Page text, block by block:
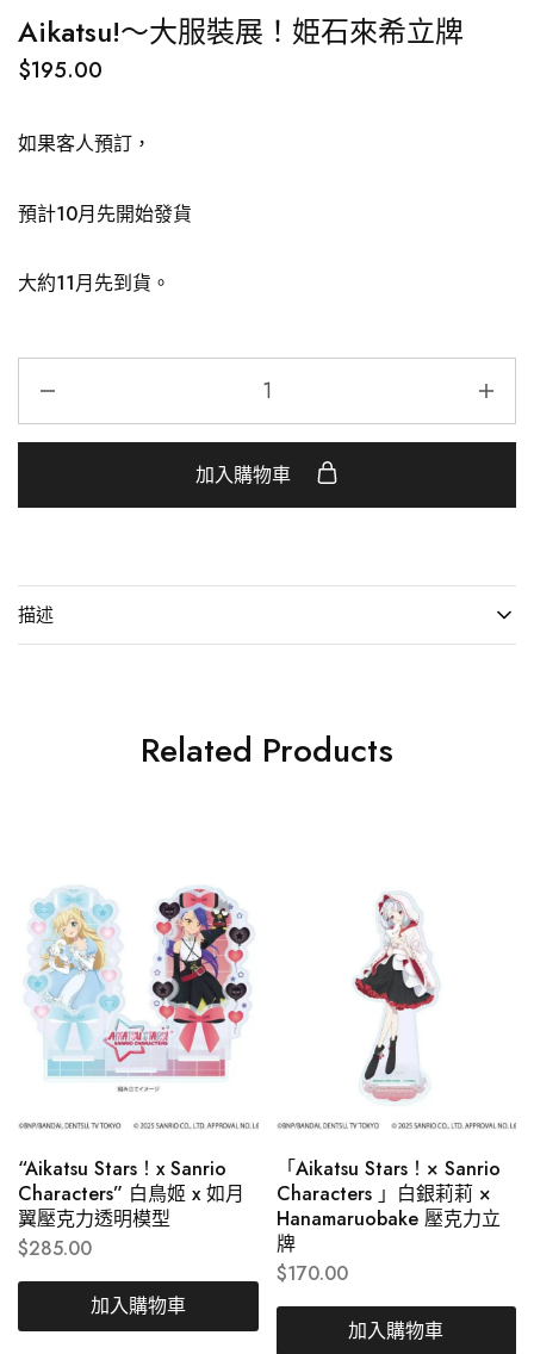
Aikatsu!～大服裝展！姫石來希立牌
$195.00
如果客人預訂，
預計10月先開始發貨
大約11月先到貨。
加入購物車
描述
Related Products
“Aikatsu Stars！x Sanrio
Characters” 白鳥姬 x 如月
翼壓克力透明模型
$285.00
加入購物車
「Aikatsu Stars！× Sanrio
Characters 」白銀莉莉 ×
Hanamaruobake 壓克力立
牌
$170.00
加入購物車